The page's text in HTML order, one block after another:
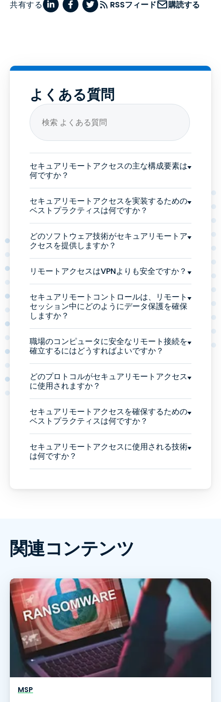
共有する RSSフィード 購読する
よくある質問
セキュアリモートアクセスの主な構成要素は
何ですか？
セキュアリモートアクセスを実装するための
ベストプラクティスは何ですか？
どのソフトウェア技術がセキュアリモートア
クセスを提供しますか？
リモートアクセスはVPNよりも安全ですか？
セキュアリモートコントロールは、リモート
セッション中にどのようにデータ保護を確保
しますか？
職場のコンピュータに安全なリモート接続を
確立するにはどうすればよいですか？
どのプロトコルがセキュアリモートアクセス
に使用されますか？
セキュアリモートアクセスを確保するための
ベストプラクティスは何ですか？
セキュアリモートアクセスに使用される技術
は何ですか？
関連コンテンツ
MSP